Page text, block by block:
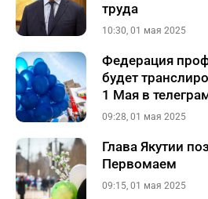
труда
10:30, 01 мая 2025
Федерация
будет
1 Мая в
09:28, 01 мая 2025
Глава Якутии
Первомаем
09:15, 01 мая 2025